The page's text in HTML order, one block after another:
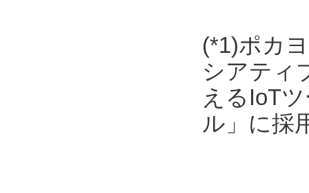
(*1)ポカ
シアティ
えるIoT
ル」に採